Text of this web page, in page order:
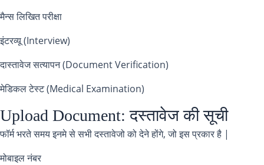
मैन्स लिखित परीक्षा
इंटरव्यू (Interview)
दास्तावेज सत्यापन (Document Verification)
मेडिकल टेस्ट (Medical Examination)
Upload Document: दस्तावेज की सूची
फॉर्म भरते समय इनमे से सभी दस्तावेजो को देने होंगे, जो इस प्रकार है |
मोबाइल नंबर